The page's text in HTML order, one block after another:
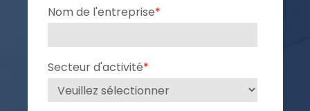
Nom de l'entreprise*
Secteur d'activité*